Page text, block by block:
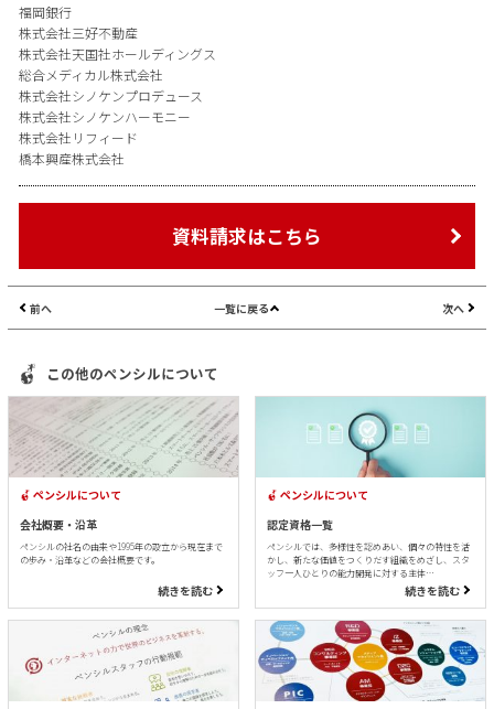
福岡銀行
株式会社三好不動産
株式会社天国社ホールディングス
総合メディカル株式会社
株式会社シノケンプロデュース
株式会社シノケンハーモニー
株式会社リフィード
橋本興産株式会社
資料請求はこちら
前へ 一覧に戻る 次へ
この他のペンシルについて
ペンシルについて
会社概要・沿革
ペンシルの社名の由来や1995年の設立から現在まで
の歩み・沿革などの会社概要です。
続きを読む
ペンシルについて
認定資格一覧
ペンシルでは、多様性を認めあい、個々の特性を活
かし、新たな価値をつくりだす組織をめざし、スタ
ッフ一人ひとりの能力開発に対する主体…
続きを読む